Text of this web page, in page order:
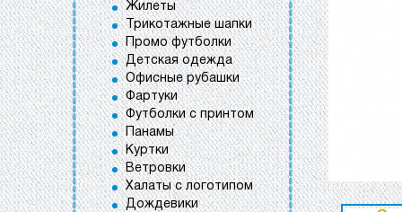
Жилеты
Трикотажные шапки
Промо футболки
Детская одежда
Офисные рубашки
Фартуки
Футболки с принтом
Панамы
Куртки
Ветровки
Халаты с логотипом
Дождевики